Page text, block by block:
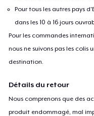
Pour tous les autres pays
dans les 10 à 16 jours
Pour les commandes
nous ne suivons pas les colis
destination.
Détails du retour
Nous comprenons que des
produit endommagé, mal